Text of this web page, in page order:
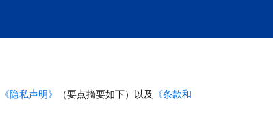
《隐私声明》 （要点摘要如下）以及 《条款和